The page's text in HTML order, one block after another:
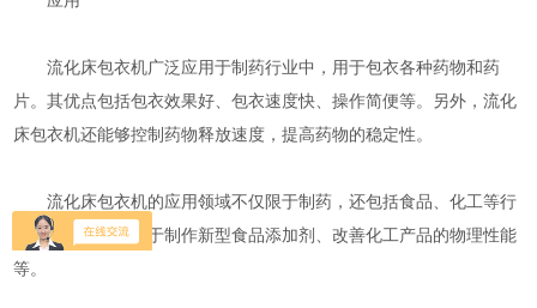
流化床包衣机广泛应用于制药行业中，用于包衣各种药物和药
片。其优点包括包衣效果好、包衣速度快、操作简便等。另外，流化
床包衣机还能够控制药物释放速度，提高药物的稳定性。
流化床包衣机的应用领域不仅限于制药，还包括食品、化工等行
业。例如，可以用于制作新型食品添加剂、改善化工产品的物理性能
等。